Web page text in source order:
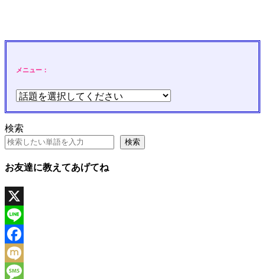
メニュー：
検索
検索
お友達に教えてあげてね
X
Line
Facebook
Mixi